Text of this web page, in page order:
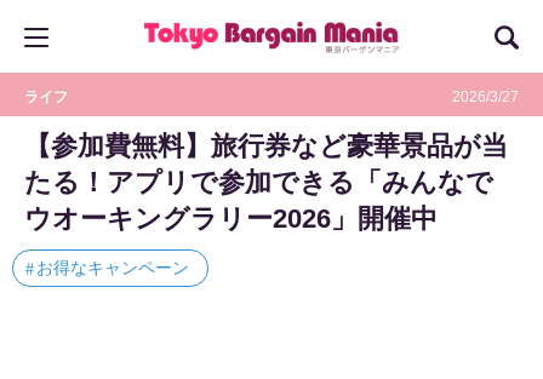
ライフ 2026/3/27
【参加費無料】旅行券など豪華景品が当
たる！アプリで参加できる「みんなで
ウオーキングラリー2026」開催中
お得なキャンペーン